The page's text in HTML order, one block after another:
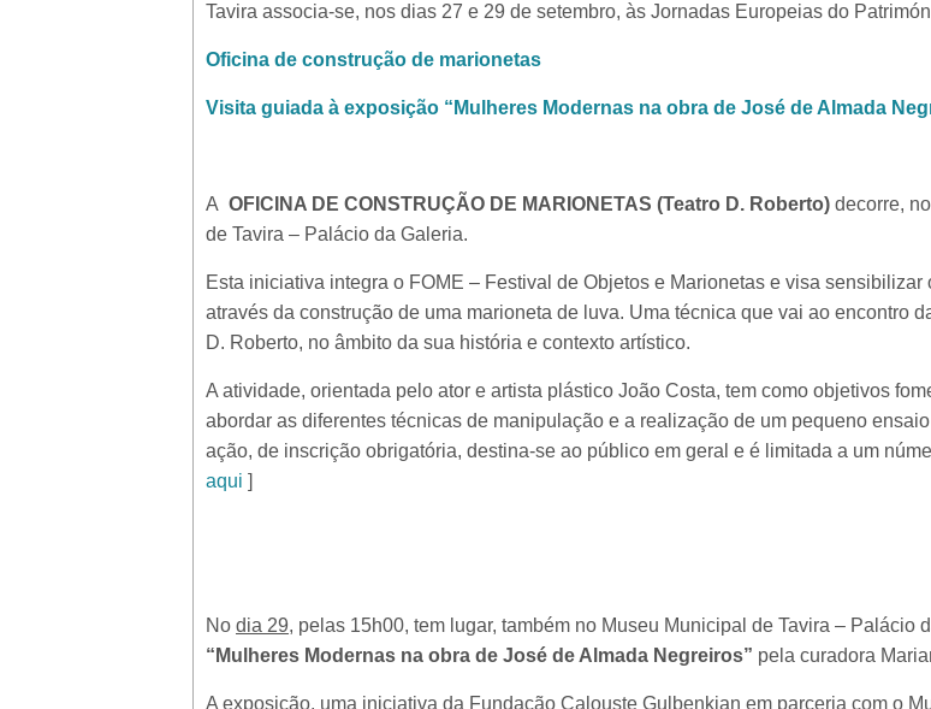
Tavira associa-se, nos dias 27 e 29 de setembro, às Jornadas Europeias do
Oficina de construção de marionetas
Visita guiada à exposição “Mulheres Modernas na obra de José de Almada
A OFICINA DE CONSTRUÇÃO DE MARIONETAS (Teatro D. Roberto) decorre, no
de Tavira – Palácio da Galeria.
Esta iniciativa integra o FOME – Festival de Objetos e Marionetas e visa
através da construção de uma marioneta de luva. Uma técnica que vai ao encontro
D. Roberto, no âmbito da sua história e contexto artístico.
A atividade, orientada pelo ator e artista plástico João Costa, tem como objetivos
abordar as diferentes técnicas de manipulação e a realização de um pequeno
ação, de inscrição obrigatória, destina-se ao público em geral e é limitada a um
aqui
No dia 29, pelas 15h00, tem lugar, também no Museu Municipal de Tavira – Palácio
“Mulheres Modernas na obra de José de Almada Negreiros” pela curadora
A exposição, uma iniciativa da Fundação Calouste Gulbenkian em parceria com o